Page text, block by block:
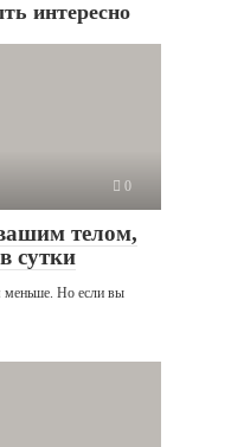
интересно
0
телом,
сутки
меньше. Но если вы